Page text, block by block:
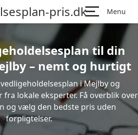
pris.dk Menu
til din
– nemt og hurtigt
i Mejlby og
lokale eksperter. Få overblik over
og vælg den bedste pris uden
forpligtelser.